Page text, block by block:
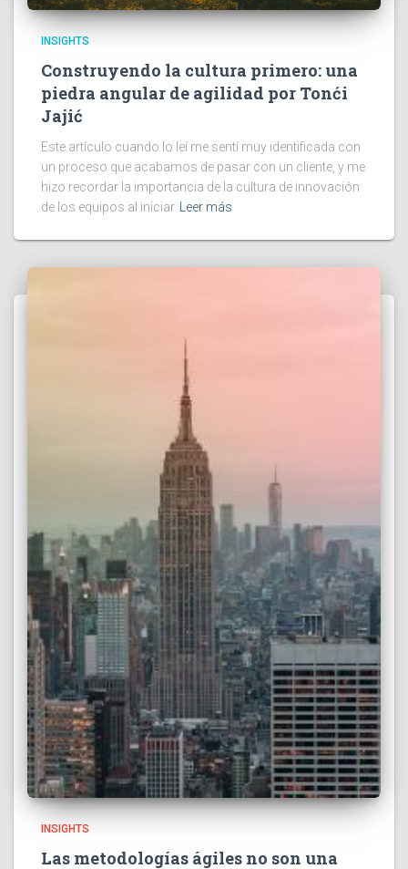
INSIGHTS
Construyendo la cultura primero: una
piedra angular de agilidad por Tonći
Jajić
Este artículo cuando lo leí me sentí muy identificada con
un proceso que acabamos de pasar con un cliente, y me
hizo recordar la importancia de la cultura de innovación
de los equipos al iniciar
Leer más
INSIGHTS
Las metodologías ágiles no son una